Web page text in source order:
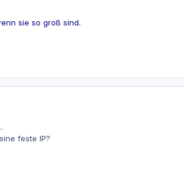
sie so groß sind.
feste IP?